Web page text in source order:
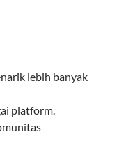
lebih banyak
platform.